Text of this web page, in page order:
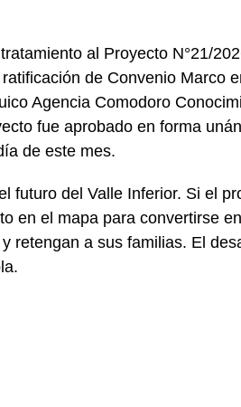
al Proyecto N°21/
de Convenio Marco
Agencia Comodoro
fue aprobado en forma
de este mes.
futuro del Valle Inferior. Si el
en el mapa para convertirse
retengan a sus familias. El